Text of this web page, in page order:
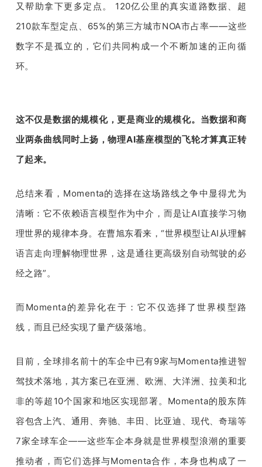
又帮助拿下更多定点。 120亿公里的真实道路数据、超
210款车型定点、65%的第三方城市NOA市占率——这些
数字不是孤立的，它们共同构成一个不断加速的正向循
环。
这不仅是数据的规模化，更是商业的规模化。当数据和商
业两条曲线同时上扬，物理AI基座模型的飞轮才算真正转
了起来。
总结来看，Momenta的选择在这场路线之争中显得尤为
清晰：它不依赖语言模型作为中介，而是让AI直接学习物
理世界的规律本身。在曹旭东看来，“世界模型让AI从理解
语言走向理解物理世界，这是通往更高级别自动驾驶的必
经之路”。
而Momenta的差异化在于：它不仅选择了世界模型路
线，而且已经实现了量产级落地。
目前，全球排名前十的车企中已有9家与Momenta推进智
驾技术落地，其方案已在亚洲、欧洲、大洋洲、拉美和北
非的等超10个国家和地区实现部署。Momenta的股东阵
容包含上汽、通用、奔驰、丰田、比亚迪、现代、奇瑞等
7家全球车企——这些车企本身就是世界模型浪潮的重要
推动者，而它们选择与Momenta合作，本身也构成了一